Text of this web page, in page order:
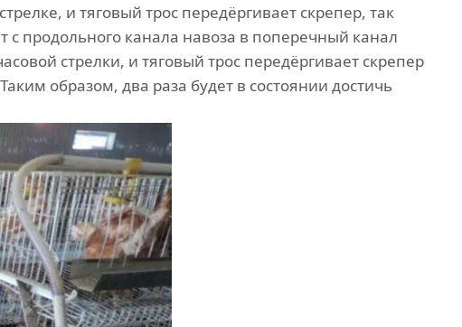
и тяговый трос передёргивает скрепер, так
с продольного канала навоза в поперечный канал
стрелки, и тяговый трос передёргивает скрепер
образом, два раза будет в состоянии достичь